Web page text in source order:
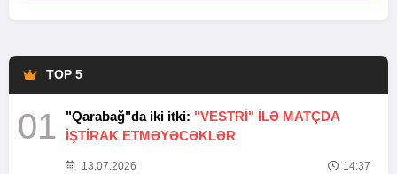
TOP 5
01 "Qarabağ"da iki itki: "VESTRİ" İLƏ MATÇDA
İŞTİRAK ETMƏYƏCƏKLƏR
13.07.2026 14:37